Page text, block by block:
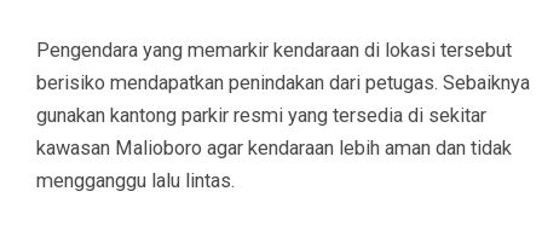
Pengendara yang memarkir kendaraan di lokasi tersebut
berisiko mendapatkan penindakan dari petugas. Sebaiknya
gunakan kantong parkir resmi yang tersedia di sekitar
kawasan Malioboro agar kendaraan lebih aman dan tidak
mengganggu lalu lintas.